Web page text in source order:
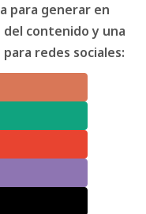
para generar en
contenido y una
redes sociales: